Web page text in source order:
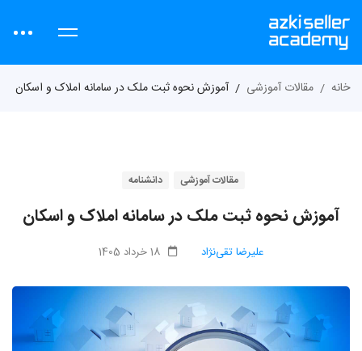
خانه مقالات آموزشی آموزش نحوه ثبت ملک در سامانه املاک و اسکان
مقالات آموزشی دانشنامه
آموزش نحوه ثبت ملک در سامانه املاک و اسکان
علیرضا تقی‌نژاد 18 خرداد 1405